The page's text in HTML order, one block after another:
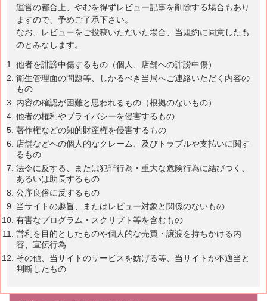
運営の都合上、やむを得ずレビュー記事を削除する場合もあり
ますので、予めご了承下さい。
なお、レビューをご投稿いただいた場合、当規約に同意したも
のとみなします。
他者を誹謗中傷するもの（個人、店舗への誹謗中傷）
衛生管理面の問題等、しかるべき当局へご連絡いただく内容の
もの
内容の確認が困難と思われるもの（根拠のないもの）
他者の権利やプライバシーを侵害するもの
著作権などの知的財産権を侵害するもの
店舗などへの個人的なクレーム、及びトラブルや支払いに関す
るもの
法令に反する、または犯罪行為・重大な危険行為に結びつく、
あるいは助長するもの
公序良俗に反するもの
当サイトの趣旨、またはレビュー対象と関係のないもの
有害なプログラム・スクリプト等を含むもの
営利を目的としたものや個人的な売買・譲渡を持ちかける内
容、宣伝行為
その他、当サイトのサービスを妨げる等、当サイトが不適当と
判断したもの